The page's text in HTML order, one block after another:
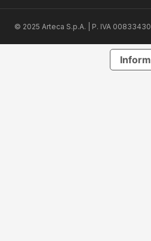
© 2025 Arteca S.p.A. | P. IVA